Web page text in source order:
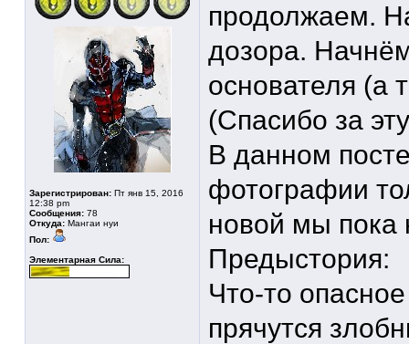
Зарегистрирован: Пт янв 15, 2016
12:38 pm
Сообщения: 78
Откуда: Мангаи нуи
Пол:
Элементарная Сила:
продолжаем.
дозора.
основателя (а
(Спасибо за
В данном
фотографии
новой мы пока
Предыстория:
Что-то
прячутся